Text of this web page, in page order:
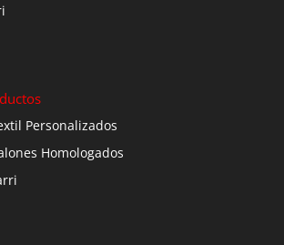
Personalizados
Homologados